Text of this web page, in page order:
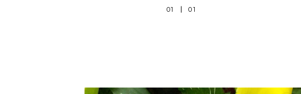
01 01